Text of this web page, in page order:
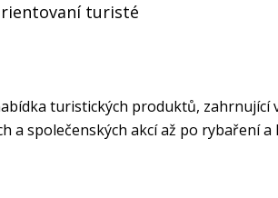
turisté
turistických produktů,
a společenských akcí až po rybaření a